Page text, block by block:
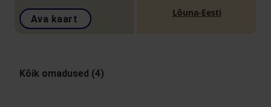
Ava kaart
Lõuna-Eesti
Kõik omadused (4)